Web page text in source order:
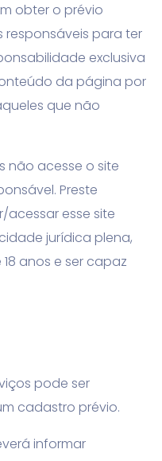
obter o prévio
responsáveis para ter
exclusiva
da página por
que não
não acesse o site
Preste
esse site
jurídica plena,
anos e ser capaz
pode ser
cadastro prévio.
informar